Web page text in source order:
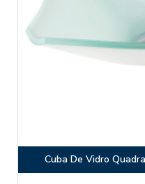
Cuba De Vidro